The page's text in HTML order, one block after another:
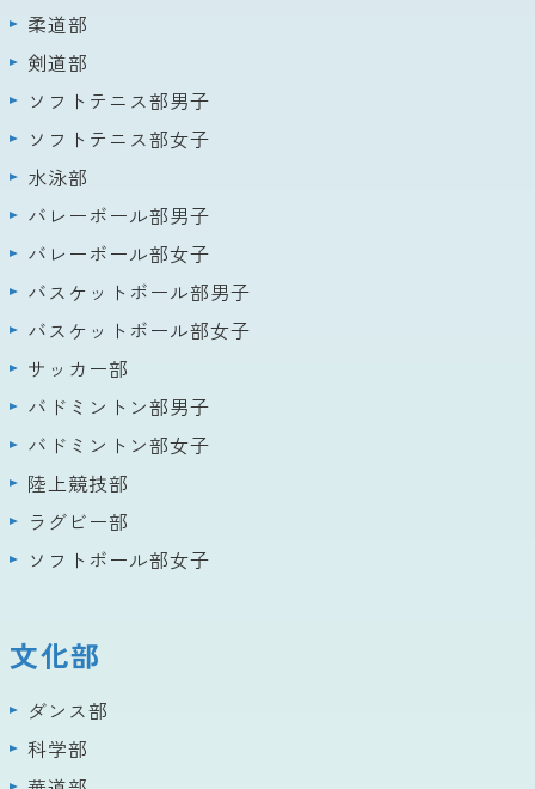
柔道部
剣道部
ソフトテニス部男子
ソフトテニス部女子
水泳部
バレーボール部男子
バレーボール部女子
バスケットボール部男子
バスケットボール部女子
サッカー部
バドミントン部男子
バドミントン部女子
陸上競技部
ラグビー部
ソフトボール部女子
文化部
ダンス部
科学部